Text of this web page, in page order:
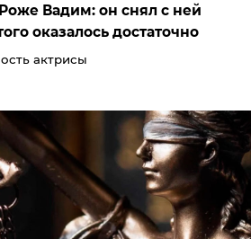
Вадим: он снял с ней
оказалось достаточно
актрисы